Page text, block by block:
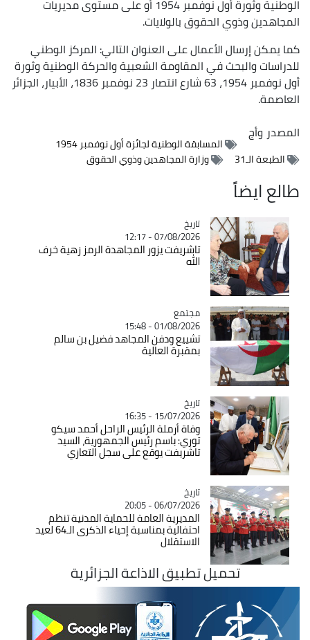
الوطنية وثورة أول نوفمبر 1954 أو على مستوى مديريات
المجاهدين وذوي الحقوق بالولايات.
كما يمكن إرسال الأعمال على العنوان التالي: المركز الوطني
للدراسات والبحث في المقاومة الشعبية والحركة الوطنية وثورة
أول نوفمبر 1954، 63 شارع انتصار 23 نوفمبر 1836، الأبيار، الجزائر
العاصمة.
المصدروأج
المسابقة الوطنية لجائزة أول نوفمبر 1954
الطبعة الـ31
وزارة المجاهدين وذوي الحقوق
طالع ايضاً
Catégorie
تاريخ
07/08/2026 - 12:17
تاشريفت يزور المجاهدة الرمز زهية خرف
الله
Catégorie
مجتمع
01/08/2026 - 15:48
تشييع ودفن المجاهد فضيل بن سالم
بمقبرة العالية
Catégorie
تاريخ
15/07/2026 - 16:35
وفاة أرملة الرئيس الراحل أحمد سيكو
توري: باسم رئيس الجمهورية، السيد
تاشريفت يوقع على سجل التعازي
Catégorie
تاريخ
06/07/2026 - 20:05
المديرية العامة للحماية المدنية تنظم
احتفالية بمناسبة إحياء الذكرى الـ64 لعيد
الاستقلال
تحميل تطبيق الاذاعة الجزائرية